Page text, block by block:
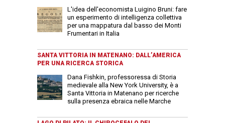
L'idea dell'economista Luigino Bruni: fare
un esperimento di intelligenza collettiva
per una mappatura dal basso dei Monti
Frumentari in Italia
SANTA VITTORIA IN MATENANO: DALL’AMERICA
PER UNA RICERCA STORICA
Dana Fishkin, professoressa di Storia
medievale alla New York University, è a
Santa Vittoria in Matenano per ricerche
sulla presenza ebraica nelle Marche